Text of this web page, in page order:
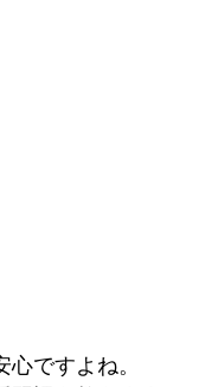
ですよね。